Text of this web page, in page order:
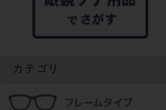
カテゴリ